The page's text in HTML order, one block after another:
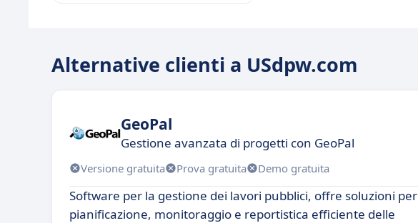
Alternative clienti a USdpw.com
GeoPal
Gestione avanzata di progetti con GeoPal
Versione gratuita Prova gratuita Demo gratuita
Software per la gestione dei lavori pubblici, offre soluzioni per
pianificazione, monitoraggio e reportistica efficiente delle